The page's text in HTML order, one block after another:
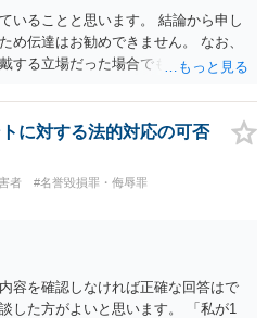
いることと思います。 結論から申し
め伝達はお勧めできません。 なお、
する立場だった場合でも、女性の夫
伝達することは、事実上、妻が不倫
果をもちます。もちろん不倫はよく
とりわけ、女性にとって最も知られ
であれ伝えることは別の法的問題
発生します。
に対する法的対応の可否
者 #名誉毀損罪・侮辱罪
容を確認しなければ正確な回答はで
した方がよいと思います。 「私が1